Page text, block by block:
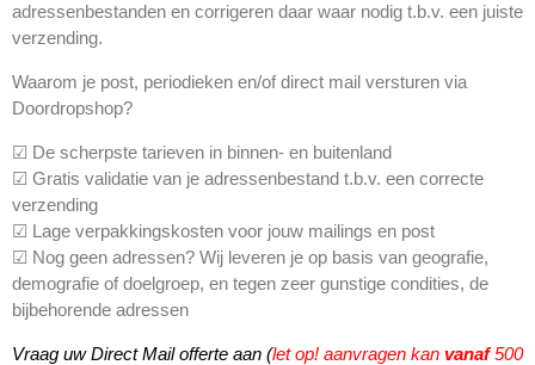
adressenbestanden en corrigeren daar waar nodig t.b.v. een juiste
verzending.
Waarom je post, periodieken en/of direct mail versturen via
Doordropshop?
☑ De scherpste tarieven in binnen- en buitenland
☑ Gratis validatie van je adressenbestand t.b.v. een correcte
verzending
☑ Lage verpakkingskosten voor jouw mailings en post
☑ Nog geen adressen? Wij leveren je op basis van geografie,
demografie of doelgroep, en tegen zeer gunstige condities, de
bijbehorende adressen
Vraag uw Direct Mail offerte aan (let op! aanvragen kan vanaf500